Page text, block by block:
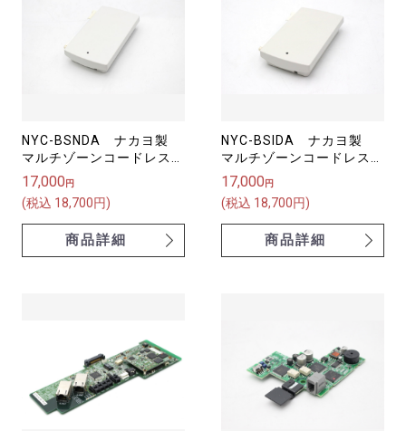
NYC-BSNDA ナカヨ製
マルチゾーンコードレスア
ンテナ(ND) 増設接続装
17,000 円
(税込 18,700円)
商品詳細
NYC-BSIDA ナカヨ製
マルチゾーンコードレスア
ンテナ(ID) 管理接続装置
17,000 円
(税込 18,700円)
商品詳細